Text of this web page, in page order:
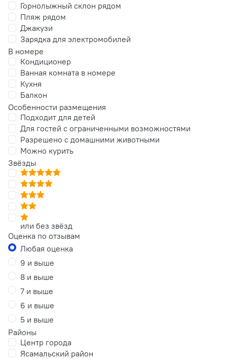
Горнолыжный склон рядом
Пляж рядом
Джакузи
Зарядка для электромобилей
В номере
Кондиционер
Ванная комната в номере
Кухня
Балкон
Особенности размещения
Подходит для детей
Для гостей с ограниченными возможностями
Разрешено с домашними животными
Можно курить
Звёзды
или без звёзд
Оценка по отзывам
Любая оценка
9 и выше
8 и выше
7 и выше
6 и выше
5 и выше
Районы
Центр города
Ясамальский район